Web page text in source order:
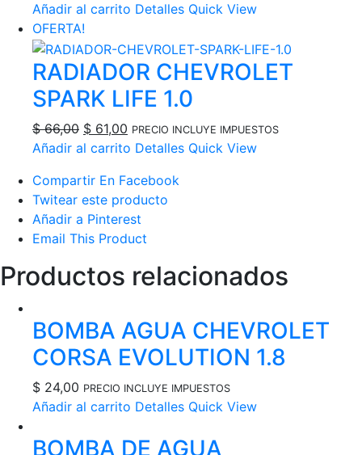
Añadir al carrito Detalles Quick View
OFERTA!
RADIADOR CHEVROLET
SPARK LIFE 1.0
$66,00 El
precio
era:
$ 66,00.
$ 61,00 El
precio
es:
$ 61,00.
PRECIO INCLUYE IMPUESTOS
Añadir al carrito Detalles Quick View
Compartir En Facebook
Twitear este producto
Añadir a Pinterest
Email This Product
Productos relacionados
BOMBA AGUA CHEVROLET
CORSA EVOLUTION 1.8
$ 24,00 PRECIO INCLUYE IMPUESTOS
Añadir al carrito Detalles Quick View
BOMBA DE AGUA